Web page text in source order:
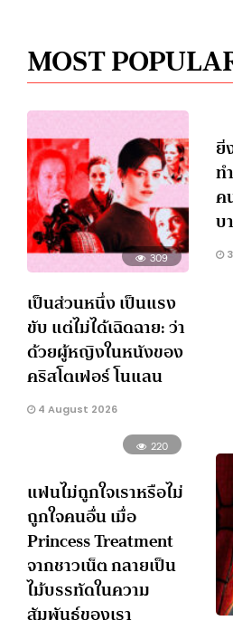
MOST
309
เป็นส่วนหนึ่ง เป็นแรง
ขับ แต่ไม่ได้เฉิดฉาย: ว่า
ด้วยผู้หญิงในหนังของ
คริสโตเฟอร์ โนแลน
4 August 2026
ยิ่
ท
ค
บ
220
แฟนไม่ถูกใจเราหรือไม่
ถูกใจคนอื่น เมื่อ
Princess Treatment
จากชาวเน็ต กลายเป็น
ไม้บรรทัดในความ
สัมพันธ์ของเรา